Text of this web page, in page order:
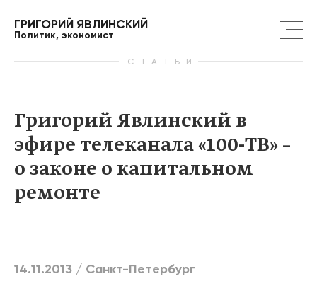
ГРИГОРИЙ ЯВЛИНСКИЙ
Политик, экономист
СТАТЬИ
Григорий Явлинский в
эфире телеканала «100-ТВ» –
о законе о капитальном
ремонте
14.11.2013 / Санкт-Петербург